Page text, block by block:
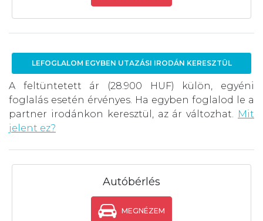
LEFOGLALOM EGYBEN UTAZÁSI IRODÁN KERESZTÜL
A feltüntetett ár (28.900 HUF) külön, egyéni
foglalás esetén érvényes. Ha egyben foglalod le a
partner irodánkon keresztül, az ár változhat. Mit
jelent ez?
Autóbérlés
MEGNÉZEM